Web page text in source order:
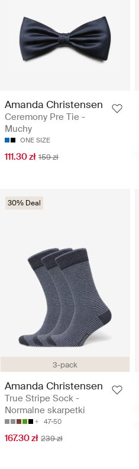
Amanda Christensen
Ceremony Pre Tie -
Muchy
ONE SIZE
111.30 zł 159 zł
3-pack
30% Deal
Amanda Christensen
True Stripe Sock -
Normalne skarpetki
47-50
167.30 zł 239 zł